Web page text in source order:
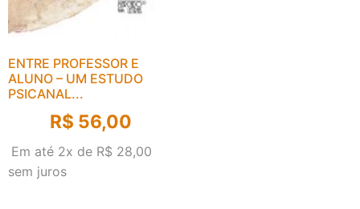
ENTRE PROFESSOR E
ALUNO – UM ESTUDO
PSICANAL...
R$ 56,00
Em até 2x de R$ 28,00
sem juros